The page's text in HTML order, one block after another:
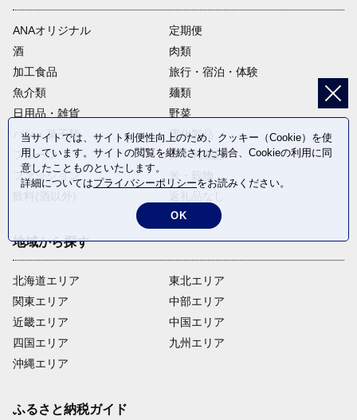
ANAオリジナル
定期便
酒
肉類
加工食品
旅行・宿泊・体験
魚介類
麺類
日用品・雑貨
野菜
パン・菓子類
電化製品
フルーツ
卵・乳製品
ファッション
地域から探す
北海道エリア
関東エリア
近畿エリア
四国エリア
沖縄エリア
東北エリア
中部エリア
中国エリア
九州エリア
ふるさと納税ガイド
当サイトでは、サイト利便性向上のため、クッキー（Cookie）を使
用しています。サイトの閲覧を継続された場合、Cookieの利用に同
意したことものといたします。
詳細についてはプライバシーポリシーをお読みください。
OK